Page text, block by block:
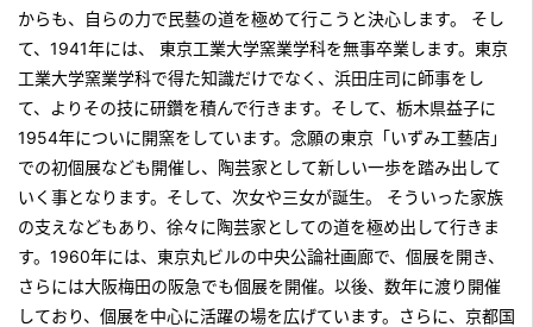
からも、自らの力で民藝の道を極めて行こうと決心します。 そし
て、1941年には、 東京工業大学窯業学科を無事卒業します。東京
工業大学窯業学科で得た知識だけでなく、浜田庄司に師事をし
て、よりその技に研鑽を積んで行きます。そして、栃木県益子に
1954年についに開窯をしています。念願の東京「いずみ工藝店」
での初個展なども開催し、陶芸家として新しい一歩を踏み出して
いく事となります。そして、次女や三女が誕生。 そういった家族
の支えなどもあり、徐々に陶芸家としての道を極め出して行きま
す。1960年には、東京丸ビルの中央公論社画廊で、個展を開き、
さらには大阪梅田の阪急でも個展を開催。以後、数年に渡り開催
しており、個展を中心に活躍の場を広げています。さらに、京都国